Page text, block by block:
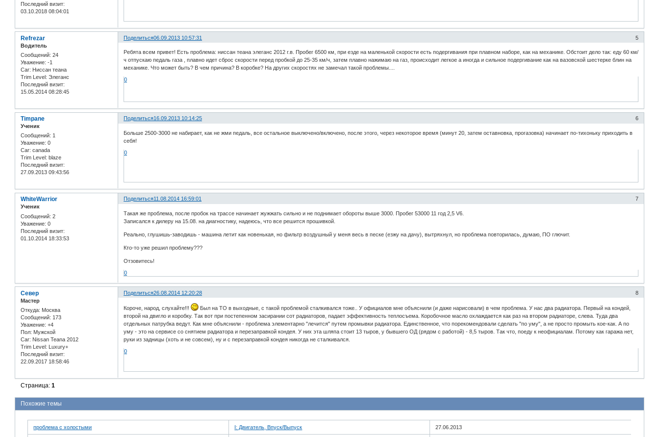
Последний визит:
03.10.2018 08:04:01
Поделиться 5
06.09.2013 10:57:31
Refrezar
Водитель
Сообщений: 24
Уважение: -1
Car: Ниссан теана
Trim Level: Элеганс
Последний визит:
15.05.2014 08:28:45
Ребята всем привет! Есть проблема: ниссан теана элеганс 2012 г.в. Пробег 6500 км, при езде на маленькой скорости есть подергивания при плавном наборе, как на механике. Обстоит дело так: еду 60 км/
ч отпускаю педаль газа , плавно идет сброс скорости перед пробкой до 25-35 км/ч, затем плавно нажимаю на газ, происходит легкое а иногда и сильное подергивание как на вазовской шестерке блин на
механике. Что может быть? В чем причина? В коробке? На других скоростях не замечал такой проблемы....
0
Поделиться 6
16.09.2013 10:14:25
Timpane
Ученик
Сообщений: 1
Уважение: 0
Car: canada
Trim Level: blaze
Последний визит:
27.09.2013 09:43:56
Больше 2500-3000 не набирает, как не жми педаль, все остальное выключено/включено, после этого, через некоторое время (минут 20, затем оставновка, прогазовка) начинает по-тихоньку приходить в
себя!
0
Поделиться 7
11.08.2014 16:59:01
WhiteWarrior
Ученик
Сообщений: 2
Уважение: 0
Последний визит:
01.10.2014 18:33:53
Такая же проблема, после пробок на трассе начинает жужжать сильно и не поднимает обороты выше 3000. Пробег 53000 11 год 2,5 V6.
Записался к дилеру на 15.08. на диагностику, надеюсь, что все решится прошивкой.
Реально, глушишь-заводишь - машина летит как новенькая, но фильтр воздушный у меня весь в песке (езжу на дачу), вытряхнул, но проблема повторилась, думаю, ПО глючит.
Кто-то уже решил проблему???
Отзовитесь!
0
Поделиться 8
26.08.2014 12:20:28
Север
Мастер
Откуда: Москва
Сообщений: 173
Уважение: +4
Пол: Мужской
Car: Nissan Teana 2012
Trim Level: Luxury+
Последний визит:
22.09.2017 18:58:46
Короче, народ, слухайте!!!
Был на ТО в выходные, с такой проблемой сталкивался тоже.. У официалов мне объяснили (и даже нарисовали) в чем проблема. У нас два радиатора. Первый на кондей,
второй на двигло и коробку. Так вот при постепенном засирании сот радиаторов, падает эффективность теплосъема. Коробочное масло охлаждается как раз на втором радиаторе, слева. Туда два
отдельных патрубка ведут. Как мне объяснили - проблема элементарно "лечится" путем промывки радиатора. Единственное, что порекомендовали сделать "по уму", а не просто промыть кое-как. А по
уму - это на сервисе со снятием радиатора и перезаправкой кондея. У них эта шляпа стоит 13 тыров, у бывшего ОД (рядом с работой) - 8,5 тыров. Так что, поеду к неофициалам. Потому как гаража нет,
руки из задницы (хоть и не совсем), ну и с перезаправкой кондея никогда не сталкивался.
0
Страница:1
Похожие темы
проблема с холостыми I: Двигатель, Впуск/Выпуск 27.06.2013